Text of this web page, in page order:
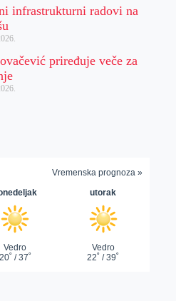
infrastrukturni radovi na
priređuje veče za